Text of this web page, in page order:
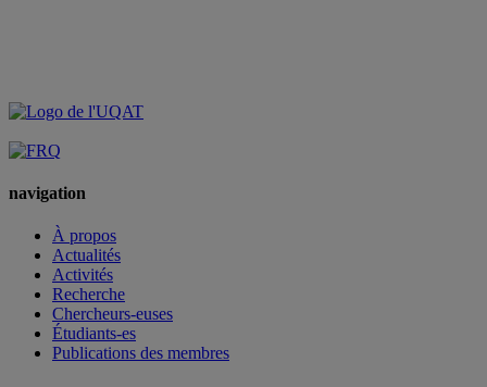
navigation
À propos
Actualités
Activités
Recherche
Chercheurs-euses
Étudiants-es
Publications des membres